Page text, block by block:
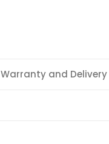
Warranty and Delivery